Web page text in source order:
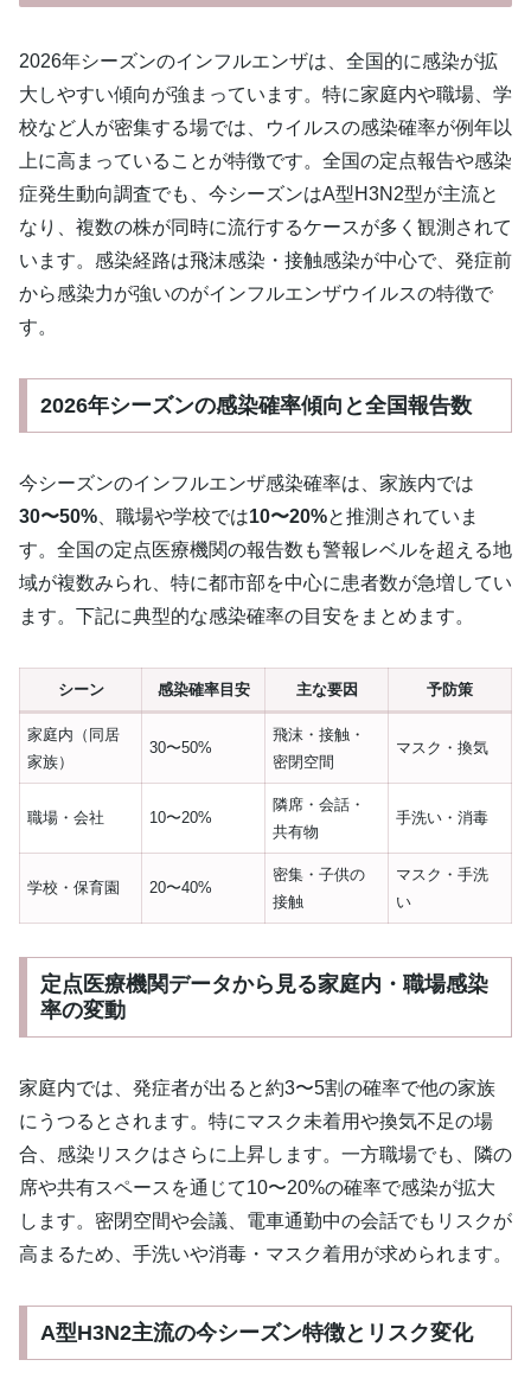
2026年シーズンのインフルエンザは、全国的に感染が拡
大しやすい傾向が強まっています。特に家庭内や職場、学
校など人が密集する場では、ウイルスの感染確率が例年以
上に高まっていることが特徴です。全国の定点報告や感染
症発生動向調査でも、今シーズンはA型H3N2型が主流と
なり、複数の株が同時に流行するケースが多く観測されて
います。感染経路は飛沫感染・接触感染が中心で、発症前
から感染力が強いのがインフルエンザウイルスの特徴で
す。
2026年シーズンの感染確率傾向と全国報告数
今シーズンのインフルエンザ感染確率は、家族内では
30〜50% 、職場や学校では10〜20%と推測されていま
す。全国の定点医療機関の報告数も警報レベルを超える地
域が複数みられ、特に都市部を中心に患者数が急増してい
ます。下記に典型的な感染確率の目安をまとめます。
シーン 感染確率目安 主な要因 予防策
家庭内（同居
家族）
30〜50%
飛沫・接触・
密閉空間
マスク・換気
職場・会社 10〜20%
隣席・会話・
共有物
手洗い・消毒
学校・保育園 20〜40%
密集・子供の
接触
マスク・手洗
い
定点医療機関データから見る家庭内・職場感染
率の変動
家庭内では、発症者が出ると約3〜5割の確率で他の家族
にうつるとされます。特にマスク未着用や換気不足の場
合、感染リスクはさらに上昇します。一方職場でも、隣の
席や共有スペースを通じて10〜20%の確率で感染が拡大
します。密閉空間や会議、電車通勤中の会話でもリスクが
高まるため、手洗いや消毒・マスク着用が求められます。
A型H3N2主流の今シーズン特徴とリスク変化